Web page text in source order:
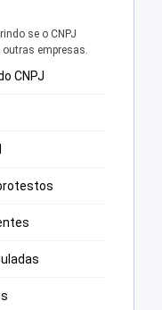
se o CNPJ
empresas.
CNPJ